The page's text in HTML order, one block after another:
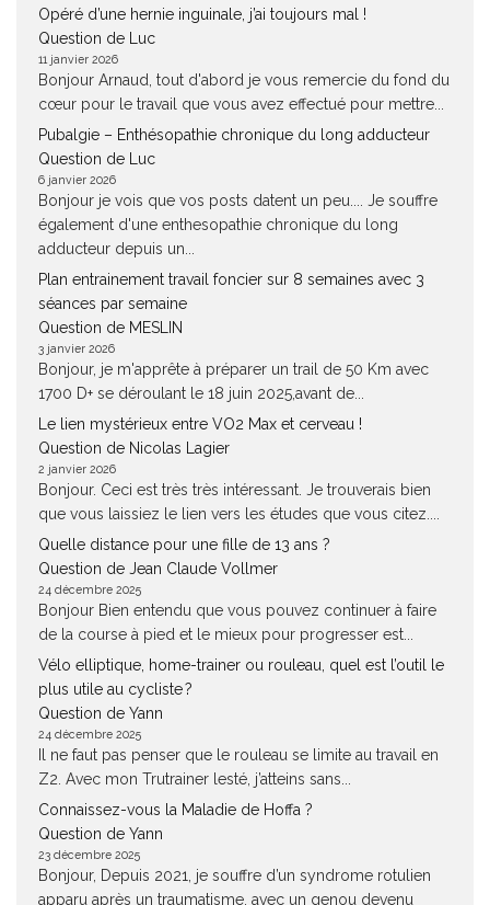
Opéré d’une hernie inguinale, j’ai toujours mal !
Question de Luc
11 janvier 2026
Bonjour Arnaud, tout d'abord je vous remercie du fond du
cœur pour le travail que vous avez effectué pour mettre...
Pubalgie – Enthésopathie chronique du long adducteur
Question de Luc
6 janvier 2026
Bonjour je vois que vos posts datent un peu.... Je souffre
également d'une enthesopathie chronique du long
adducteur depuis un...
Plan entrainement travail foncier sur 8 semaines avec 3
séances par semaine
Question de MESLIN
3 janvier 2026
Bonjour, je m'apprête à préparer un trail de 50 Km avec
1700 D+ se déroulant le 18 juin 2025,avant de...
Le lien mystérieux entre VO2 Max et cerveau !
Question de Nicolas Lagier
2 janvier 2026
Bonjour. Ceci est très très intéressant. Je trouverais bien
que vous laissiez le lien vers les études que vous citez....
Quelle distance pour une fille de 13 ans ?
Question de Jean Claude Vollmer
24 décembre 2025
Bonjour Bien entendu que vous pouvez continuer à faire
de la course à pied et le mieux pour progresser est...
Vélo elliptique, home-trainer ou rouleau, quel est l’outil le
plus utile au cycliste ?
Question de Yann
24 décembre 2025
Il ne faut pas penser que le rouleau se limite au travail en
Z2. Avec mon Trutrainer lesté, j’atteins sans...
Connaissez-vous la Maladie de Hoffa ?
Question de Yann
23 décembre 2025
Bonjour, Depuis 2021, je souffre d’un syndrome rotulien
apparu après un traumatisme, avec un genou devenu